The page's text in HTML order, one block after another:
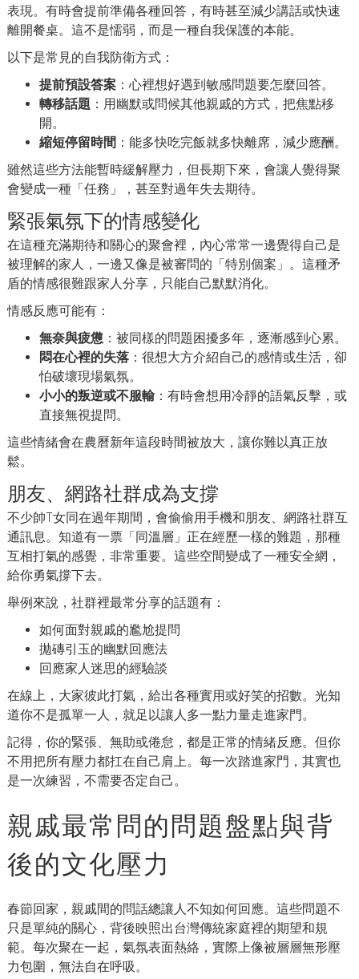
表現。有時會提前準備各種回答，有時甚至減少講話或快速
離開餐桌。這不是懦弱，而是一種自我保護的本能。
以下是常見的自我防衛方式：
提前預設答案 ：心裡想好遇到敏感問題要怎麼回答。
轉移話題 ：用幽默或問候其他親戚的方式，把焦點移
開。
縮短停留時間 ：能多快吃完飯就多快離席，減少應酬。
雖然這些方法能暫時緩解壓力，但長期下來，會讓人覺得聚
會變成一種「任務」，甚至對過年失去期待。
緊張氣氛下的情感變化
在這種充滿期待和關心的聚會裡，內心常常一邊覺得自己是
被理解的家人，一邊又像是被審問的「特別個案」。這種矛
盾的情感很難跟家人分享，只能自己默默消化。
情感反應可能有：
無奈與疲憊 ：被同樣的問題困擾多年，逐漸感到心累。
悶在心裡的失落 ：很想大方介紹自己的感情或生活，卻
怕破壞現場氣氛。
小小的叛逆或不服輸 ：有時會想用冷靜的語氣反擊，或
直接無視提問。
這些情緒會在農曆新年這段時間被放大，讓你難以真正放
鬆。
朋友、網路社群成為支撐
不少帥T女同在過年期間，會偷偷用手機和朋友、網路社群互
通訊息。知道有一票「同溫層」正在經歷一樣的難題，那種
互相打氣的感覺，非常重要。這些空間變成了一種安全網，
給你勇氣撐下去。
舉例來說，社群裡最常分享的話題有：
如何面對親戚的尷尬提問
拋磚引玉的幽默回應法
回應家人迷思的經驗談
在線上，大家彼此打氣，給出各種實用或好笑的招數。光知
道你不是孤單一人，就足以讓人多一點力量走進家門。
記得，你的緊張、無助或倦怠，都是正常的情緒反應。但你
不用把所有壓力都扛在自己肩上。每一次踏進家門，其實也
是一次練習，不需要否定自己。
親戚最常問的問題盤點與背
後的文化壓力
春節回家，親戚間的問話總讓人不知如何回應。這些問題不
只是單純的關心，背後映照出台灣傳統家庭裡的期望和規
範。每次聚在一起，氣氛表面熱絡，實際上像被層層無形壓
力包圍，無法自在呼吸。